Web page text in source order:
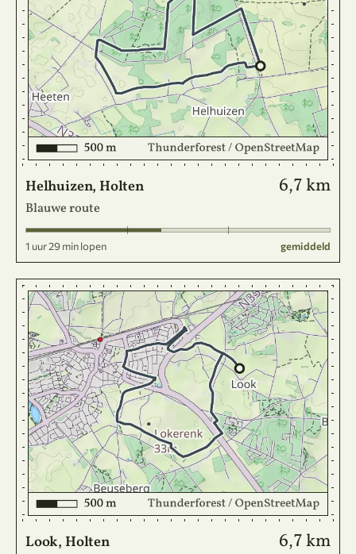
Helhuizen, Holten 6,7 km
Blauwe route
1 uur 29 min lopen gemiddeld
Look, Holten 6,7 km